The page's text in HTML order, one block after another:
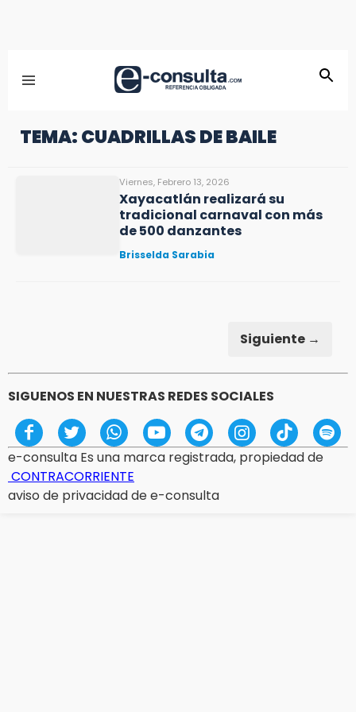
TEMA: CUADRILLAS DE BAILE
Viernes, Febrero 13, 2026
Xayacatlán realizará su
tradicional carnaval con más
de 500 danzantes
Brisselda Sarabia
Siguiente →
SIGUENOS EN NUESTRAS REDES SOCIALES
e-consulta Es una marca registrada, propiedad de
CONTRACORRIENTE
aviso de privacidad de e-consulta